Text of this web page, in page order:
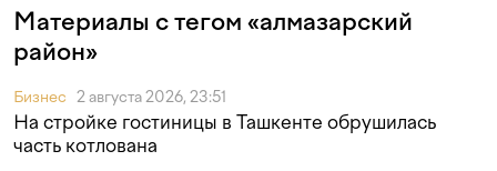
Материалы с тегом «алмазарский
район»
Бизнес 2 августа 2026, 23:51
На стройке гостиницы в Ташкенте обрушилась
часть котлована